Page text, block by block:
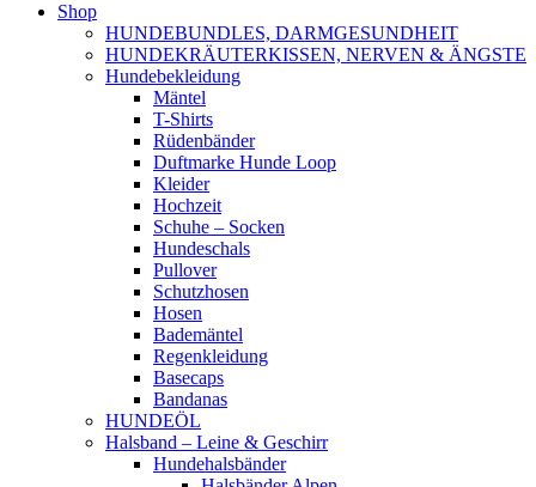
Shop
HUNDEBUNDLES, DARMGESUNDHEIT
HUNDEKRÄUTERKISSEN, NERVEN & ÄNGSTE
Hundebekleidung
Mäntel
T-Shirts
Rüdenbänder
Duftmarke Hunde Loop
Kleider
Hochzeit
Schuhe – Socken
Hundeschals
Pullover
Schutzhosen
Hosen
Bademäntel
Regenkleidung
Basecaps
Bandanas
HUNDEÖL
Halsband – Leine & Geschirr
Hundehalsbänder